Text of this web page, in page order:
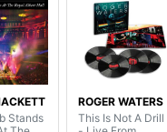
Stands
ROGER WATERS
This Is Not A Drill